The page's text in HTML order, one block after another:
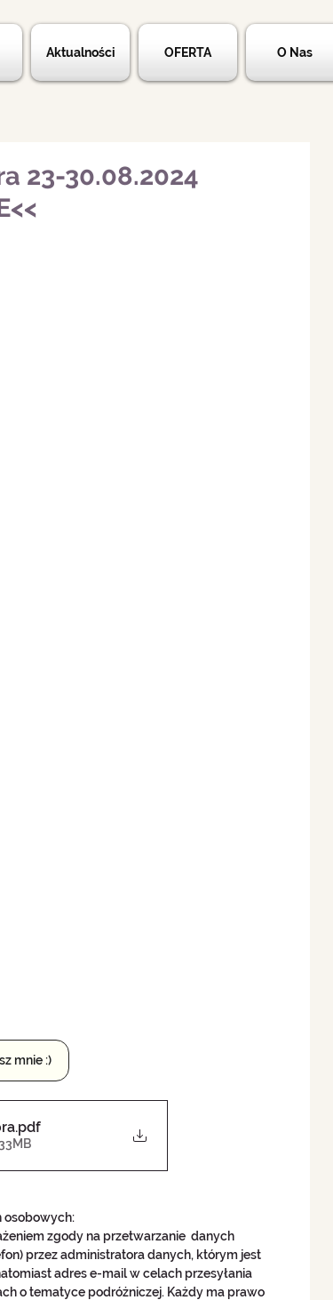
Aktualności OFERTA O Nas
23-30.08.2024
mnie :)
.pdf
osobowych:
zgody na przetwarzanie  danych
przez administratora danych, którym jest
adres e-mail w celach przesyłania
o tematyce podróżniczej. Każdy ma prawo